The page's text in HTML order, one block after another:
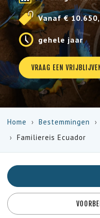
Vanaf €
gehele jaar
VRAAG EEN
Home Bestemmingen
Familiereis Ecuador